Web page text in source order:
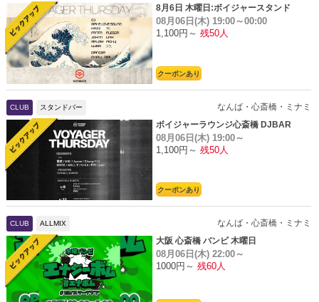
8月6日 木曜日:ボイジャースタンド
08月06日(木) 19:00～00:00
1,100円～ 残50人
クーポンあり
CLUB スタンドバー
なんば・心斎橋・ミナミ
ボイジャーラウンジ心斎橋 DJBAR
08月06日(木) 19:00～
1,100円～ 残50人
クーポンあり
CLUB ALLMIX
なんば・心斎橋・ミナミ
大阪 心斎橋 バンビ 木曜日
08月06日(木) 22:00～
1000円～ 残60人